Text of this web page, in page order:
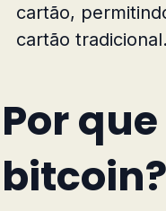
cartão,
cartão tradicional.
Por
bitcoin?